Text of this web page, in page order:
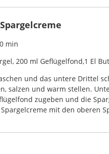
min
200 ml Geflügelfond,1 El
und das untere Drittel
salzen und warm stellen.
zugeben und die
mit den oberen